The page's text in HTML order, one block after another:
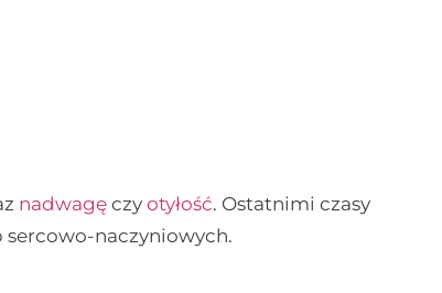
nadwagę czy otyłość. Ostatnimi czasy
naczyniowych.